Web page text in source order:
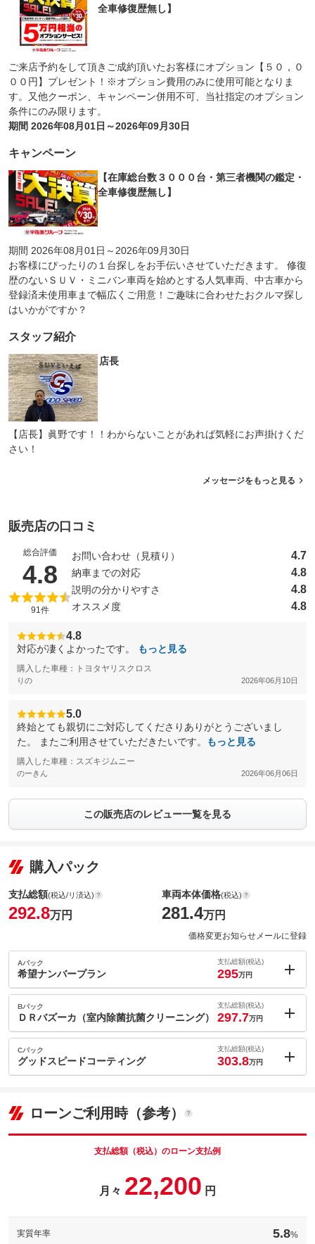
全車修復歴無し】
ご来店予約をして頂きご成約頂いたお客様にオプション【５０，０
００円】プレゼント！※オプション費用のみに使用可能となりま
す。又他クーポン、キャンペーン併用不可、当社指定のオプション
条件にのみ限ります。
期間 2026年08月01日～2026年09月30日
キャンペーン
【在庫総台数３０００台・第三者機関の鑑定・
全車修復歴無し】
期間 2026年08月01日～2026年09月30日
お客様にぴったりの１台探しをお手伝いさせていただきます。 修復
歴のないＳＵＶ・ミニバン車両を始めとする人気車両、中古車から
登録済未使用車まで幅広くご用意！ご趣味に合わせたおクルマ探し
はいかがですか？
スタッフ紹介
店長
【店長】眞野です！！わからないことがあれば気軽にお声掛けくだ
さい！
メッセージをもっと見る
販売店の口コミ
総合評価
4.8 （5点満点中）
91件
お問い合わせ（見積り） 4.7
納車までの対応 4.8
説明の分かりやすさ 4.8
オススメ度 4.8
4.8
対応が凄くよかったです。 もっと見る
購入した車種：トヨタヤリスクロス
りの 2026年06月10日
5.0
終始とても親切にご対応してくださりありがとうございまし
た。 またご利用させていただきたいです。
もっと見る
購入した車種：スズキジムニー
のーきん 2026年06月06日
この販売店のレビュー一覧を見る
購入パック
支払総額(税込/リ済込)
292.8万円
車両本体価格(税込)
281.4万円
価格変更お知らせメールに登録
Aパック
希望ナンバープラン
支払総額(税込)
295万円
内：オプシ
ョン価格
(税込)
車両本体価
281.4万円
パック内容
切な愛車がより一層大切な１台になりますね！
※都道府県によって抽選となる番号が異なります。また当選まで
お時間のかかる場合や通常ナンバーに比べナンバー交付されるま
で日数がかかりますのでご了承くださいませ。
Bパック
ＤＲバズーカ（室内除菌抗菌クリーニング）
支払総額(税込)
297.7万円
内：オプシ
ョン価格
(税込)
車両本体価
ニング ／ 装備内容備考：車のエアコンの臭いの元となるカビ
や菌を高圧洗浄で隅々までクリーニングします！
Cパック
グッドスピードコーティング
支払総額(税込)
303.8万円
車両本体価
281.4
ローンご利用時（参考）
支払総額（税込）のローン支払例
月々 22,200 円
実質年率 5.8%